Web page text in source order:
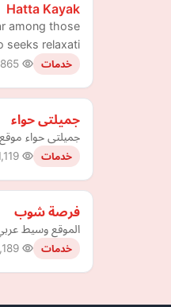
Hatta Kayak
among those
seeks relaxati…
خدمات
جميلتى حواء
جميلتى حواء
خدمات
فرصة شوب
الموقع وسيط عربي
خدمات